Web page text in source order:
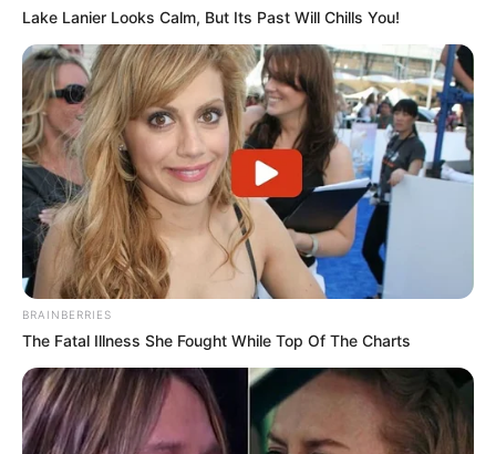
Lake Lanier Looks Calm, But Its Past Will Chills You!
BRAINBERRIES
The Fatal Illness She Fought While Top Of The Charts